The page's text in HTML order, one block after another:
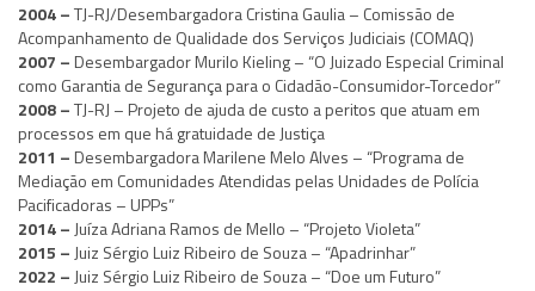
2004 –TJ-RJ/Desembargadora Cristina Gaulia – Comissão de
Acompanhamento de Qualidade dos Serviços Judiciais (COMAQ)
2007 – Desembargador Murilo Kieling – “O Juizado Especial Criminal
como Garantia de Segurança para o Cidadão-Consumidor-Torcedor”
2008 –TJ-RJ – Projeto de ajuda de custo a peritos que atuam em
processos em que há gratuidade de Justiça
2011 – Desembargadora Marilene Melo Alves – “Programa de
Mediação em Comunidades Atendidas pelas Unidades de Polícia
Pacificadoras – UPPs”
2014 – Juíza Adriana Ramos de Mello – “Projeto Violeta”
2015 – Juiz Sérgio Luiz Ribeiro de Souza – “Apadrinhar”
2022 – Juiz Sérgio Luiz Ribeiro de Souza – “Doe um Futuro”